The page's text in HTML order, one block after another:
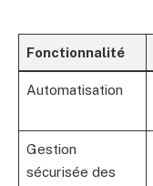
Fonctionnalité
Automatisation
Gestion
sécurisée des